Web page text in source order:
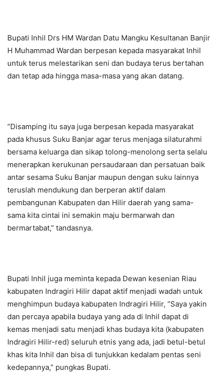
Bupati Inhil Drs HM Wardan Datu Mangku Kesultanan Banjir
H Muhammad Wardan berpesan kepada masyarakat Inhil
untuk terus melestarikan seni dan budaya terus bertahan
dan tetap ada hingga masa-masa yang akan datang.
“Disamping itu saya juga berpesan kepada masyarakat
pada khusus Suku Banjar agar terus menjaga silaturahmi
bersama keluarga dan sikap tolong-menolong serta selalu
menerapkan kerukunan persaudaraan dan persatuan baik
antar sesama Suku Banjar maupun dengan suku lainnya
teruslah mendukung dan berperan aktif dalam
pembangunan Kabupaten dan Hilir daerah yang sama-
sama kita cintai ini semakin maju bermarwah dan
bermartabat,” tandasnya.
Bupati Inhil juga meminta kepada Dewan kesenian Riau
kabupaten Indragiri Hilir dapat aktif menjadi wadah untuk
menghimpun budaya kabupaten Indragiri Hilir, “Saya yakin
dan percaya apabila budaya yang ada di Inhil dapat di
kemas menjadi satu menjadi khas budaya kita (kabupaten
Indragiri Hilir-red) seluruh etnis yang ada, jadi betul-betul
khas kita Inhil dan bisa di tunjukkan kedalam pentas seni
kedepannya,” pungkas Bupati.